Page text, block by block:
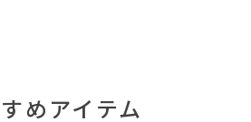
めアイテム